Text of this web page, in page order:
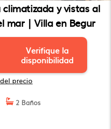
y vistas al
mar | Villa en Begur
Verifique la
disponibilidad
precio
2 Baños